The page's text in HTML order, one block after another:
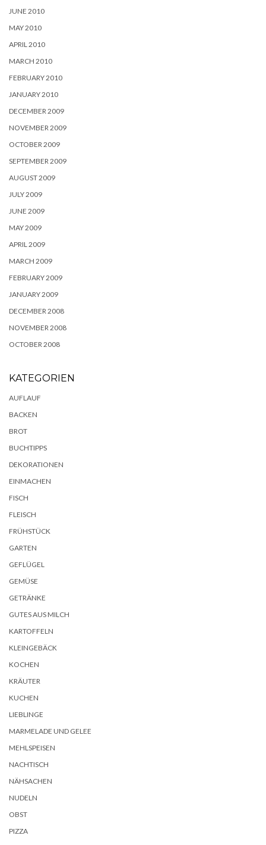
JUNE 2010
MAY 2010
APRIL 2010
MARCH 2010
FEBRUARY 2010
JANUARY 2010
DECEMBER 2009
NOVEMBER 2009
OCTOBER 2009
SEPTEMBER 2009
AUGUST 2009
JULY 2009
JUNE 2009
MAY 2009
APRIL 2009
MARCH 2009
FEBRUARY 2009
JANUARY 2009
DECEMBER 2008
NOVEMBER 2008
OCTOBER 2008
KATEGORIEN
AUFLAUF
BACKEN
BROT
BUCHTIPPS
DEKORATIONEN
EINMACHEN
FISCH
FLEISCH
FRÜHSTÜCK
GARTEN
GEFLÜGEL
GEMÜSE
GETRÄNKE
GUTES AUS MILCH
KARTOFFELN
KLEINGEBÄCK
KOCHEN
KRÄUTER
KUCHEN
LIEBLINGE
MARMELADE UND GELEE
MEHLSPEISEN
NACHTISCH
NÄHSACHEN
NUDELN
OBST
PIZZA